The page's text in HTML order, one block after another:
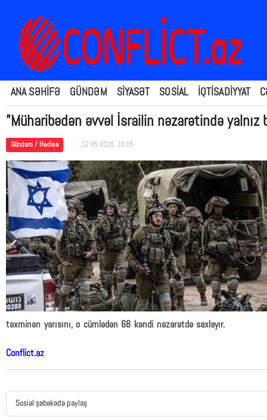
ANA SƏHİFƏ GÜNDƏM SİYASƏT SOSİAL İQTİSADİYYAT
"Müharibədən əvvəl İsrailin nəzarətində yalnız
Gündəm / Hadisə 12-05-2026, 10:05
təxminən yarısını, o cümlədən 68 kəndi nəzarətdə saxlayır.
Conflict.az
Sosial şəbəkədə paylaş